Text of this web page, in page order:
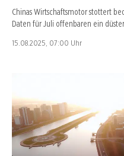
Chinas Wirtschaftsmotor stottert
Daten für Juli offenbaren ein
15.08.2025, 07:00 Uhr